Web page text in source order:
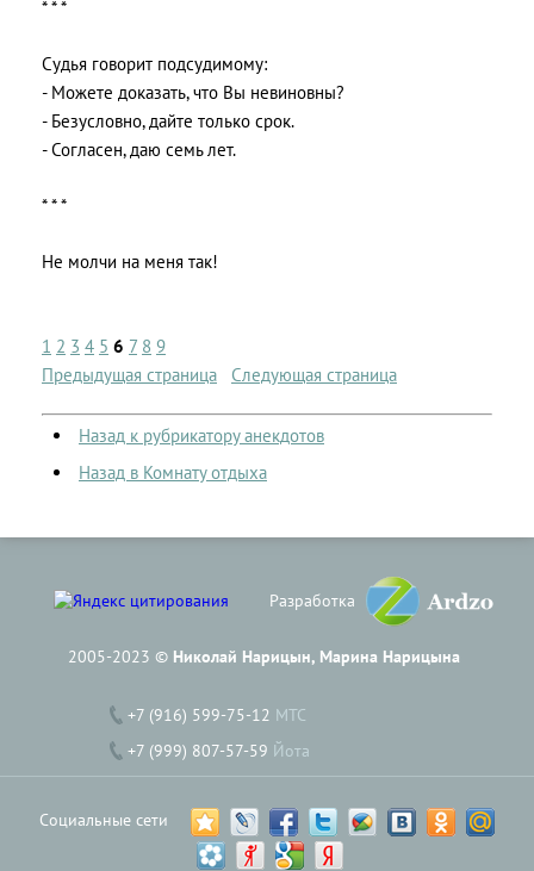
* * *
Судья говорит подсудимому:
- Можете доказать, что Вы невиновны?
- Безусловно, дайте только срок.
- Согласен, даю семь лет.
* * *
Не молчи на меня так!
1 2 3 4 5 6 7 8 9
Предыдущая страница
Следующая страница
Назад к рубрикатору анекдотов
Назад в Комнату отдыха
Разработка
2005-2023 © Николай Нарицын, Марина Нарицына
+7 (916) 599-75-12 МТС
+7 (999) 807-57-59 Йота
Социальные сети